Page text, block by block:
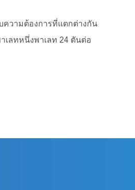
ความต้องการที่แตกต่างกัน
ลทหนึ่งพาเลท 24 ตันต่อ